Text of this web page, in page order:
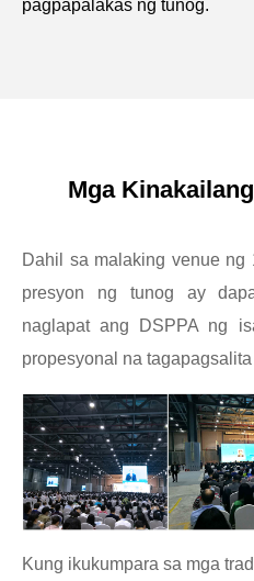
pagpapalakas ng tunog.
Mga
Dahil sa malaking venue ng
presyon ng tunog ay
naglapat ang DSPPA ng
propesyonal na
Kung ikukumpara sa mga